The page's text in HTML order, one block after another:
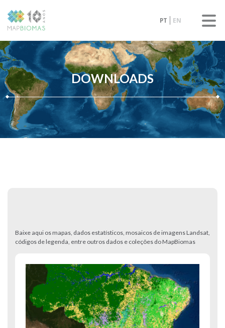
PT EN
DOWNLOADS
Baixe aqui os mapas, dados estatísticos, mosaicos de imagens Landsat,
códigos de legenda, entre outros dados e coleções do MapBiomas